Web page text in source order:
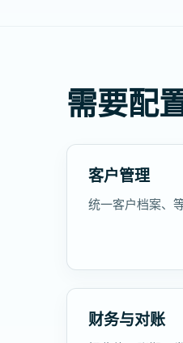
需要配
客户管理
统一客户档案、
财务与对账